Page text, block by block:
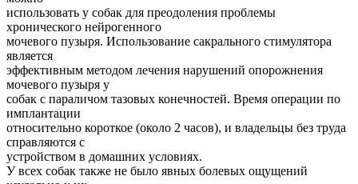
использовать у собак для преодоления проблемы
хронического нейрогенного
мочевого пузыря. Использование сакрального стимулятора
является
эффективным методом лечения нарушений опорожнения
мочевого пузыря у
собак с параличом тазовых конечностей. Время операции по
имплантации
относительно короткое (около 2 часов), и владельцы без труда
справляются с
устройством в домашних условиях.
У всех собак также не было явных болевых ощущений